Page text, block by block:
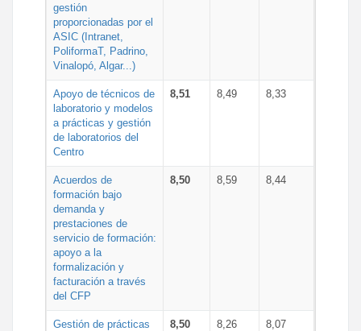
gestión
proporcionadas por el
ASIC (Intranet,
PoliformaT, Padrino,
Vinalopó, Algar...)
Apoyo de técnicos de
laboratorio y modelos
a prácticas y gestión
de laboratorios del
Centro
8,51 8,49 8,33
Acuerdos de
formación bajo
demanda y
prestaciones de
servicio de formación:
apoyo a la
formalización y
facturación a través
del CFP
8,50 8,59 8,44
Gestión de prácticas
8,50 8,26 8,07